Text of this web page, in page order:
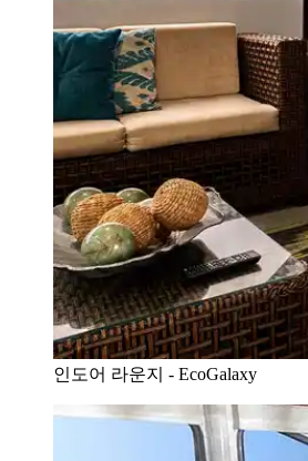
인도어 라운지 - EcoGalaxy